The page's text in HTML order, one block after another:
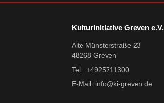
Kulturinitiative Greven e.V.
Alte Münsterstraße 23
48268 Greven
Tel.: +4925711300
E-Mail: info@ki-greven.de